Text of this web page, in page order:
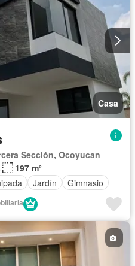
Casa
Sección, Ocoyucan
197 m²
Jardín Gimnasio